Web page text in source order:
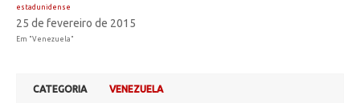
estadunidense
25 de fevereiro de 2015
Em "Venezuela"
CATEGORIA
VENEZUELA